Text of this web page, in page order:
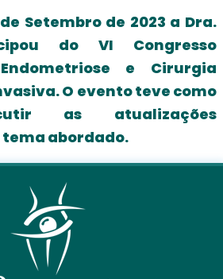
Setembro de 2023 a Dra.
do VI Congresso
e Cirurgia
O evento teve como
as atualizações
abordado.